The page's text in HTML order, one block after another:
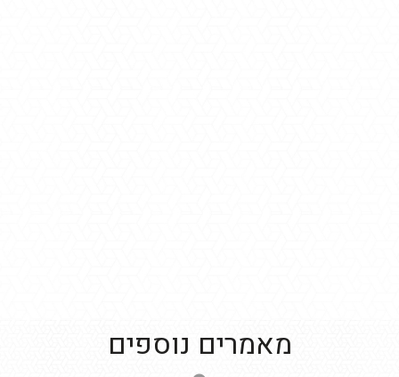
מאמרים נוספים